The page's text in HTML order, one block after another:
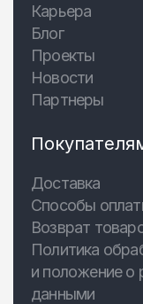
Карьера
Блог
Проекты
Новости
Партнеры
Доставка
Способы
Возврат
Политика
и положение о
данными